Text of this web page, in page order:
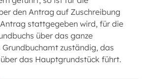
den Antrag auf Zuschreibung
stattgegeben wird, für die
über das ganze
zuständig, das
das Hauptgrundstück führt.